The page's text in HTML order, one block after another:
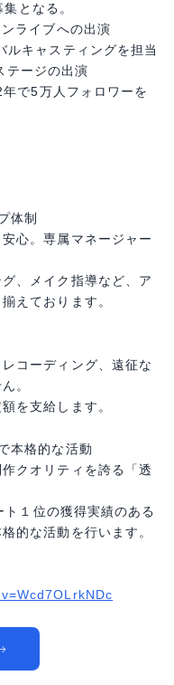
となる。
ライブへの出演
ルキャスティングを担当
テージの出演
で5万人フォロワーを
体制
心。専属マネージャー
、メイク指導など、ア
えております。
コーディング、遠征な
。
を支給します。
本格的な活動
クオリティを誇る「透
１位の獲得実績のある
的な活動を行います。